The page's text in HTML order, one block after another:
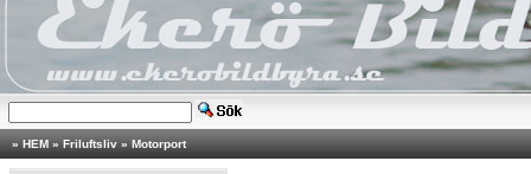
» HEM » Friluftsliv » Motorport